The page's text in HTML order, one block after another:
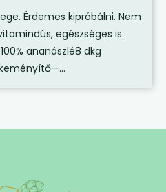
Érdemes kipróbálni. Nem
egészséges is.
ananászlé8 dkg